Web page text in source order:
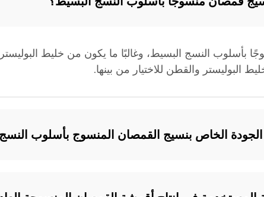
النسج البسيط، وغالبًا ما يكون من خليط البوليستر
والقطن للاختيار من بينها.
الجودة الخاص بنسيج القمصان المنسوج بأسلوب